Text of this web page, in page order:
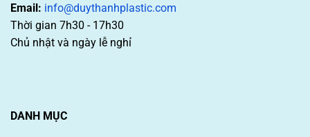
DANH MỤC
Email: info@duythanhplastic.com
Thời gian 7h30 - 17h30
Chủ nhật và ngày lễ nghỉ